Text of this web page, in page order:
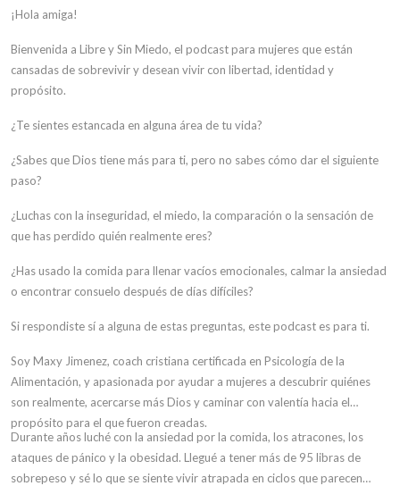
¡Hola amiga!
Bienvenida a Libre y Sin Miedo, el podcast para mujeres que están
cansadas de sobrevivir y desean vivir con libertad, identidad y
propósito.
¿Te sientes estancada en alguna área de tu vida?
¿Sabes que Dios tiene más para ti, pero no sabes cómo dar el siguiente
paso?
¿Luchas con la inseguridad, el miedo, la comparación o la sensación de
que has perdido quién realmente eres?
¿Has usado la comida para llenar vacíos emocionales, calmar la ansiedad
o encontrar consuelo después de días difíciles?
Si respondiste sí a alguna de estas preguntas, este podcast es para ti.
Soy Maxy Jimenez, coach cristiana certificada en Psicología de la
Alimentación, y apasionada por ayudar a mujeres a descubrir quiénes
son realmente, acercarse más Dios y caminar con valentía hacia el
propósito para el que fueron creadas.
Durante años luché con la ansiedad por la comida, los atracones, los
ataques de pánico y la obesidad. Llegué a tener más de 95 libras de
sobrepeso y sé lo que se siente vivir atrapada en ciclos que parecen